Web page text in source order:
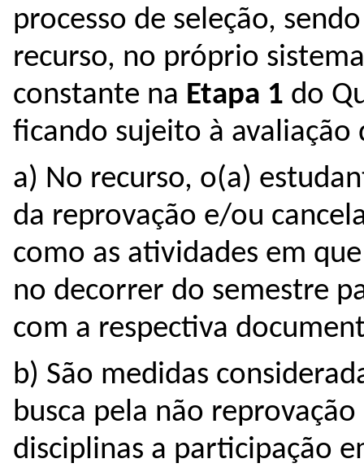
processo de seleção,
recurso, no próprio
constante na Etapa 1
ficando sujeito à avaliação
a) No recurso, o(a)
da reprovação e/ou
como as atividades em
no decorrer do semestre
com a respectiva
b) São medidas
busca pela não
disciplinas a participação